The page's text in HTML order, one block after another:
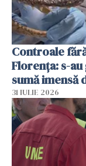
Controale
Florența: s-
sumă imensă
31 IULIE 2026